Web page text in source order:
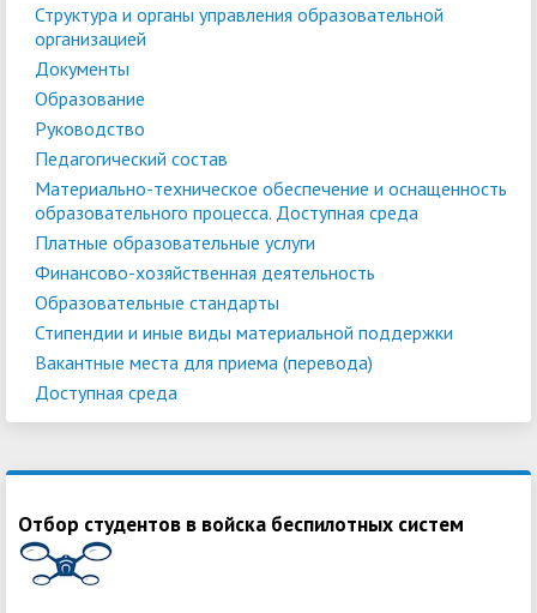
Структура и органы управления образовательной
организацией
Документы
Образование
Руководство
Педагогический состав
Материально-техническое обеспечение и оснащенность
образовательного процесса. Доступная среда
Платные образовательные услуги
Финансово-хозяйственная деятельность
Образовательные стандарты
Стипендии и иные виды материальной поддержки
Вакантные места для приема (перевода)
Доступная среда
Отбор студентов в войска беспилотных систем